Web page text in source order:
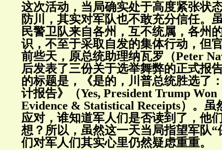
这次活动，当局确实处于高度紧张状
防川，其实对军队也不敢充分信任。
民警卫队来自各州，互不统属，各州
识，不至于采取自发的集体行动，但
前些天，原总统助理纳瓦罗（Peter
后发表了三份关于选举舞弊的正式报
的标题是，《是的，川普总统胜选了
计报告》（Yes, President Trump Won
Evidence & Statistical Receipts）。
应对，谁知道军人们是否读到了，他
想？所以，虽然这一天当局指望军队“
们对军人们其实心里仍然疑虑重重。